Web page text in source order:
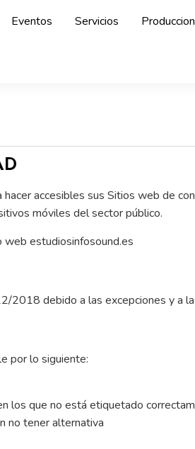
Eventos Servicios
accesibles sus Sitios web de
móviles del sector público.
web estudiosinfosound.es
debido a las excepciones y a
por lo siguiente:
los que no está etiquetado
no tener alternativa